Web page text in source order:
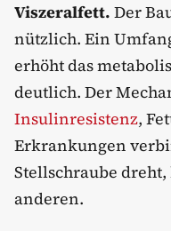
Viszeralfett. Der
nützlich. Ein
erhöht das
deutlich. Der
Insulinresistenz,
Erkrankungen
Stellschraube
anderen.